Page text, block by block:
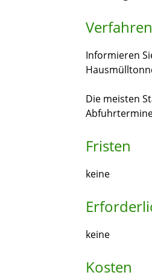
Informieren
Die meisten
Fristen
keine
keine
Kosten